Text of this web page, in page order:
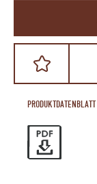
PRODUKTDATENBLATT